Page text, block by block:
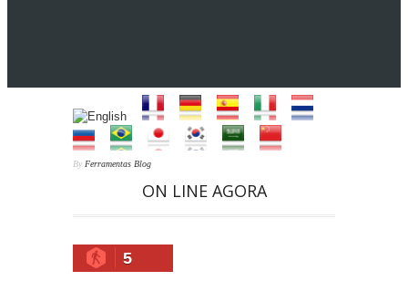
By Ferramentas Blog
ON LINE AGORA
5